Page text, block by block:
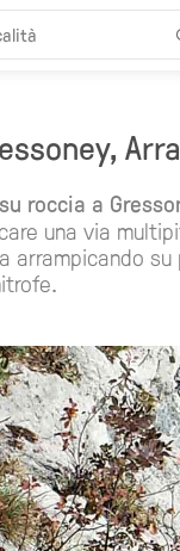
roccia a
una via
arrampicando